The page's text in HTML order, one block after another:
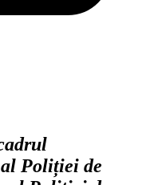
Poliției de